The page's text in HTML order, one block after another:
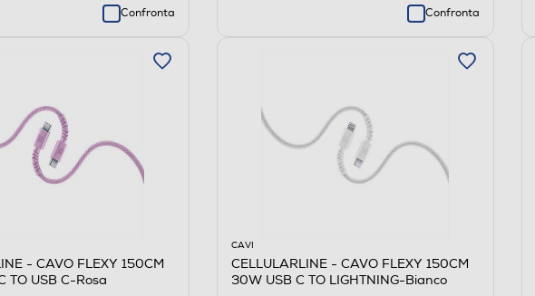
Confronta Confronta
- CAVO FLEXY 150CM
TO USB C-Rosa
CAVI
CELLULARLINE - CAVO FLEXY 150CM
30W USB C TO LIGHTNING-Bianco